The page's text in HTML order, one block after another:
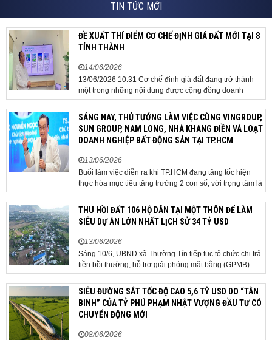
TIN TỨC MỚI
ĐỀ XUẤT THÍ ĐIỂM CƠ CHẾ ĐỊNH GIÁ ĐẤT MỚI TẠI 8
TỈNH THÀNH
14/06/2026
13/06/2026 10:31 Cơ chế định giá đất đang trở thành
một trong những nội dung được cộng đồng doanh
nghiệp, các chuyên gia và cơ quan quản lý đặc biệt
quan tâm khi tác động trực tiếp đến quá trình triển khai
dự án, thu hút đầu tư và sự phát triển ổn định của...
SÁNG NAY, THỦ TƯỚNG LÀM VIỆC CÙNG VINGROUP,
SUN GROUP, NAM LONG, NHÀ KHANG ĐIỀN VÀ LOẠT
DOANH NGHIỆP BẤT ĐỘNG SẢN TẠI TP.HCM
13/06/2026
Buổi làm việc diễn ra khi TP.HCM đang tăng tốc hiện
thực hóa mục tiêu tăng trưởng 2 con số, với trọng tâm là
giải ngân đầu tư công, hoàn thiện mô hình chính quyền
địa phương 2 cấp, phát triển nhà ở xã hội và xử lý các
vướng mắc về cơ chế, chính...
THU HỒI ĐẤT 106 HỘ DÂN TẠI MỘT THÔN ĐỂ LÀM
SIÊU DỰ ÁN LỚN NHẤT LỊCH SỬ 34 TỶ USD
13/06/2026
Sáng 10/6, UBND xã Thường Tín tiếp tục tổ chức chi trả
tiền bồi thường, hỗ trợ giải phóng mặt bằng (GPMB)
cho 106 hộ gia đình, cá nhân thuộc diện thu hồi đất để
thực hiện dự án Khu đô thị thể thao Quốc tế Hà Nội trên
địa bàn thôn Nhuệ Giang. Trong...
SIÊU ĐƯỜNG SẮT TỐC ĐỘ CAO 5,6 TỶ USD DO “TÂN
BINH” CỦA TỶ PHÚ PHẠM NHẬT VƯỢNG ĐẦU TƯ CÓ
CHUYỂN ĐỘNG MỚI
08/06/2026